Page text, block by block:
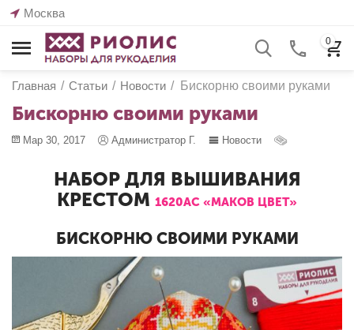
Москва
0
Главная / Статьи / Новости / Бискорню своими руками
Бискорню своими руками
Мар 30, 2017 Администратор Г. Новости
НАБОР ДЛЯ ВЫШИВАНИЯ
КРЕСТОМ 1620АС «МАКОВ ЦВЕТ»
БИСКОРНЮ СВОИМИ РУКАМИ